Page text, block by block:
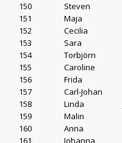
150
Steven
151
Maja
152
Cecilia
153
Sara
154
Torbjörn
155
Caroline
156
Frida
157
Carl-Johan
158
Linda
159
Malin
160
Anna
161
Johanna